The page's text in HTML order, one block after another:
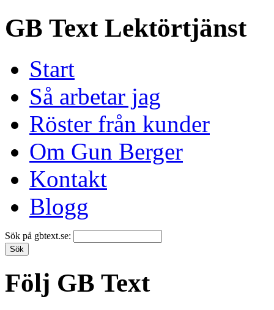
GB Text Lektörtjänst
Start
Så arbetar jag
Röster från kunder
Om Gun Berger
Kontakt
Blogg
Sök på gbtext.se:
Följ GB Text